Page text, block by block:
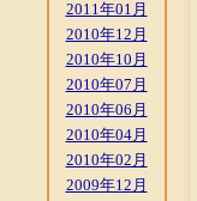
2011年01月
2010年12月
2010年10月
2010年07月
2010年06月
2010年04月
2010年02月
2009年12月